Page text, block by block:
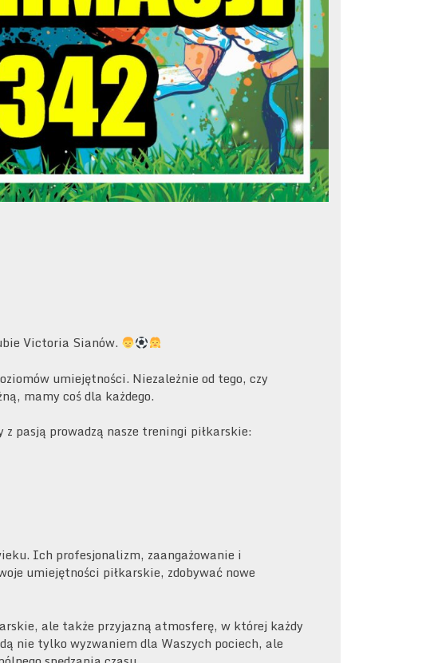
Victoria Sianów.
umiejętności. Niezależnie od tego, czy
mamy coś dla każdego.
pasją prowadzą nasze treningi piłkarskie:
Ich profesjonalizm, zaangażowanie i
umiejętności piłkarskie, zdobywać nowe
ale także przyjazną atmosferę, w której każdy
nie tylko wyzwaniem dla Waszych pociech, ale